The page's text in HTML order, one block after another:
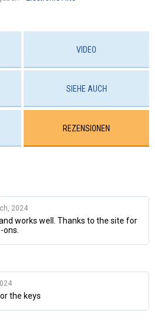
VIDEO
SIEHE AUCH
REZENSIONEN
2024
works well. Thanks to the site for
the keys